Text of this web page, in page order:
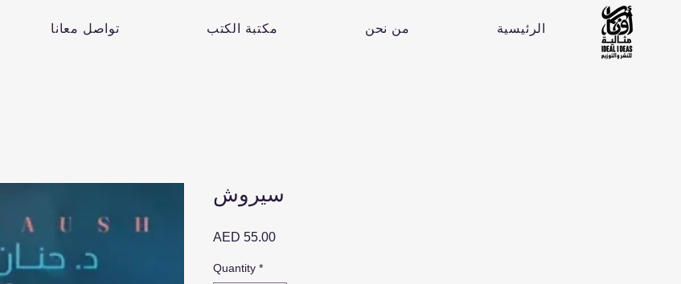
تواصل معانا مكتبة الكتب من نحن الرئيسية
سيروش
AED 55.00Price
Quantity *